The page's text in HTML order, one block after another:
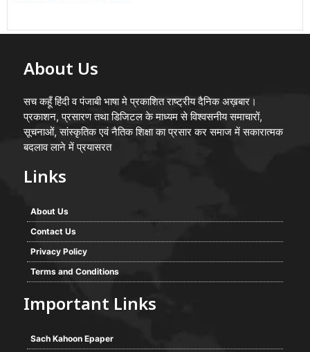
About Us
सच कहूँ हिंदी व पंजाबी भाषा मे प्रकाशित राष्ट्रीय दैनिक अख़बार।
प्रकाशन, प्रसारण तथा डिजिटल के माध्यम से विश्वसनीय समाचारों,
सूचनाओं, सांस्कृतिक एवं नैतिक शिक्षा का प्रसार कर समाज में सकारात्मक
बदलाव लाने में प्रयासरत
Links
About Us
Contact Us
Privacy Policy
Terms and Conditions
Important Links
Sach Kahoon Epaper